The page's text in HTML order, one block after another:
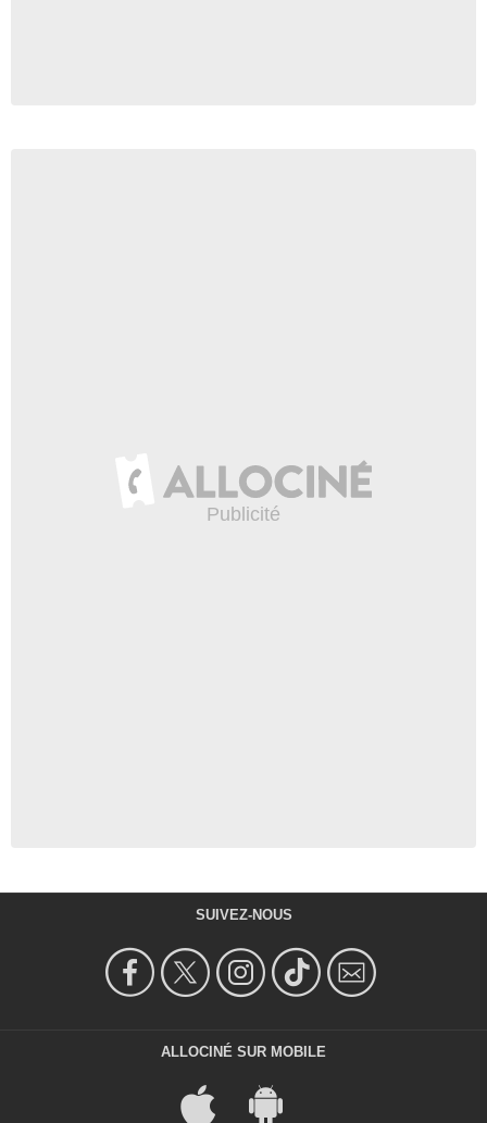
SUIVEZ-NOUS
ALLOCINÉ SUR MOBILE